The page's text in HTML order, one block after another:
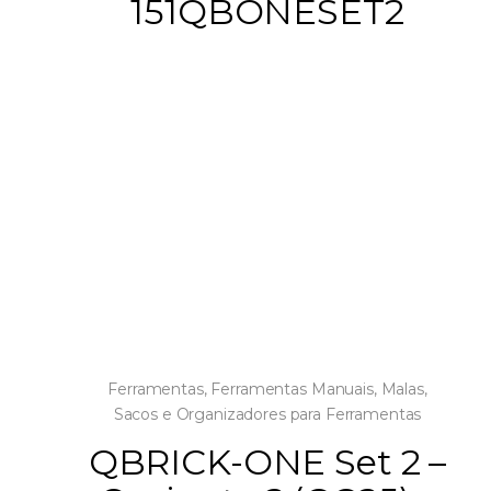
151QBONESET2
Ferramentas, Ferramentas Manuais, Malas,
Sacos e Organizadores para Ferramentas
QBRICK-ONE Set 2 –